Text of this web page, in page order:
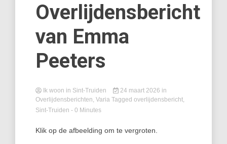
Overlijdensbericht
van Emma
Peeters
Ik woon in Sint-Truiden 24 maart 2026 in
Overlijdensberichten, Varia Tagged overlijdensbericht,
Sint-Truiden - 0 Minutes
Klik op de afbeelding om te vergroten.